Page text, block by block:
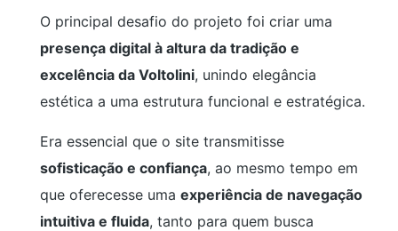
O principal desafio do projeto foi criar uma
presença digital à altura da tradição e
excelência da Voltolini, unindo elegância
estética a uma estrutura funcional e estratégica.
Era essencial que o site transmitisse
sofisticação e confiança, ao mesmo tempo em
que oferecesse uma experiência de navegação
intuitiva e fluida, tanto para quem busca